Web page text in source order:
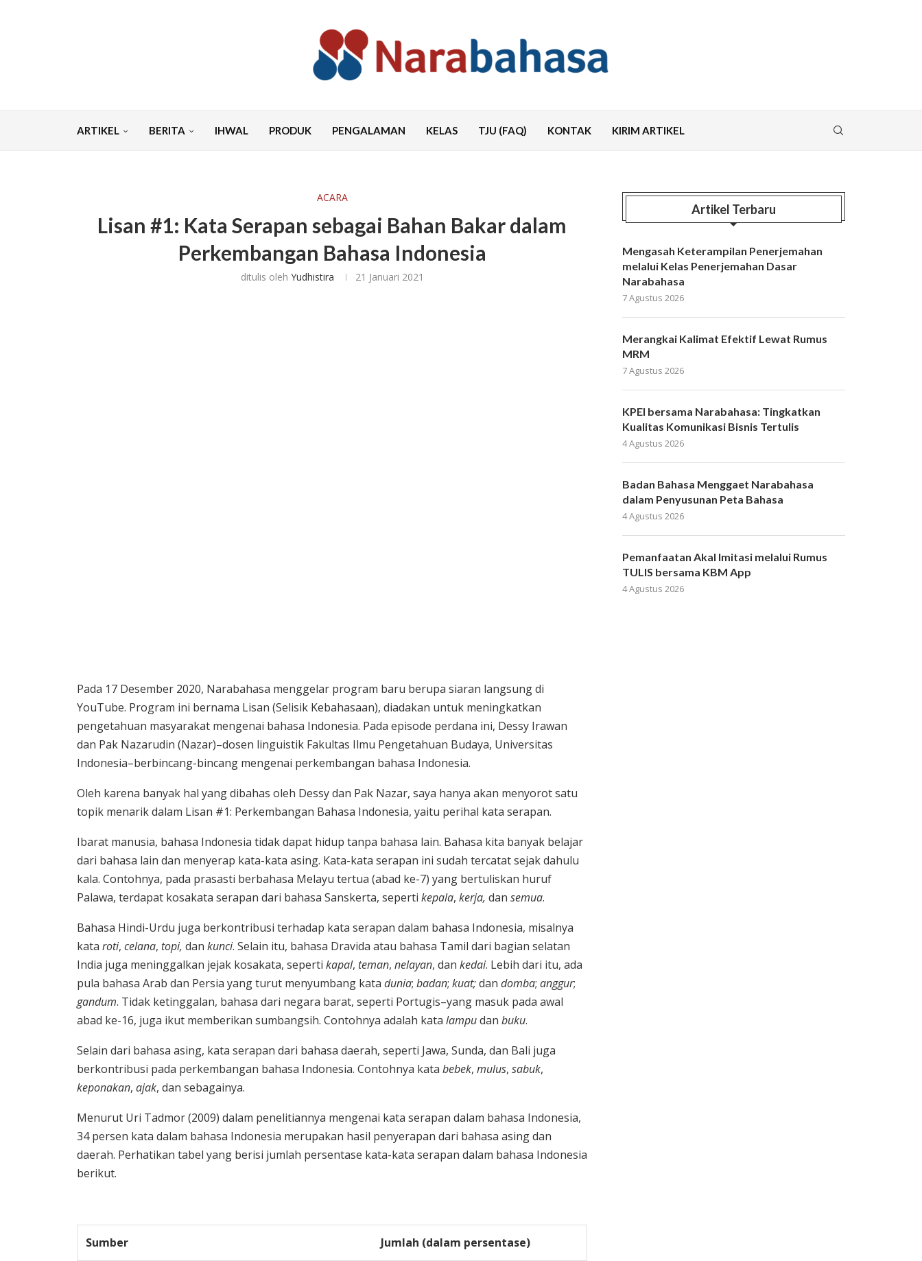
ARTIKEL BERITA IHWAL PRODUK PENGALAMAN KELAS TJU (FAQ) KONTAK KIRIM ARTIKEL
ACARA
Lisan #1: Kata Serapan sebagai Bahan Bakar dalam
Perkembangan Bahasa Indonesia
ditulis oleh Yudhistira 21 Januari 2021
Pada 17 Desember 2020, Narabahasa menggelar program baru berupa siaran langsung di
YouTube. Program ini bernama Lisan (Selisik Kebahasaan), diadakan untuk meningkatkan
pengetahuan masyarakat mengenai bahasa Indonesia. Pada episode perdana ini, Dessy Irawan
dan Pak Nazarudin (Nazar)–dosen linguistik Fakultas Ilmu Pengetahuan Budaya, Universitas
Indonesia–berbincang-bincang mengenai perkembangan bahasa Indonesia.
Oleh karena banyak hal yang dibahas oleh Dessy dan Pak Nazar, saya hanya akan menyorot satu
topik menarik dalam Lisan #1: Perkembangan Bahasa Indonesia, yaitu perihal kata serapan.
Ibarat manusia, bahasa Indonesia tidak dapat hidup tanpa bahasa lain. Bahasa kita banyak belajar
dari bahasa lain dan menyerap kata-kata asing. Kata-kata serapan ini sudah tercatat sejak dahulu
kala. Contohnya, pada prasasti berbahasa Melayu tertua (abad ke-7) yang bertuliskan huruf
Palawa, terdapat kosakata serapan dari bahasa Sanskerta, seperti kepala, kerja, dan semua.
Bahasa Hindi-Urdu juga berkontribusi terhadap kata serapan dalam bahasa Indonesia, misalnya
kata roti, celana, topi, dan kunci. Selain itu, bahasa Dravida atau bahasa Tamil dari bagian selatan
India juga meninggalkan jejak kosakata, seperti kapal, teman, nelayan, dan kedai. Lebih dari itu, ada
pula bahasa Arab dan Persia yang turut menyumbang kata dunia; badan; kuat;dan domba; anggur;
gandum. Tidak ketinggalan, bahasa dari negara barat, seperti Portugis–yang masuk pada awal
abad ke-16, juga ikut memberikan sumbangsih. Contohnya adalah kata lampudan buku.
Selain dari bahasa asing, kata serapan dari bahasa daerah, seperti Jawa, Sunda, dan Bali juga
berkontribusi pada perkembangan bahasa Indonesia. Contohnya kata bebek, mulus, sabuk,
keponakan, ajak, dan sebagainya.
Menurut Uri Tadmor (2009) dalam penelitiannya mengenai kata serapan dalam bahasa Indonesia,
34 persen kata dalam bahasa Indonesia merupakan hasil penyerapan dari bahasa asing dan
daerah. Perhatikan tabel yang berisi jumlah persentase kata-kata serapan dalam bahasa Indonesia
berikut.
Sumber Jumlah (dalam persentase)
Artikel Terbaru
Mengasah Keterampilan Penerjemahan
melalui Kelas Penerjemahan Dasar
Narabahasa
7 Agustus 2026
Merangkai Kalimat Efektif Lewat Rumus
MRM
7 Agustus 2026
KPEI bersama Narabahasa: Tingkatkan
Kualitas Komunikasi Bisnis Tertulis
4 Agustus 2026
Badan Bahasa Menggaet Narabahasa
dalam Penyusunan Peta Bahasa
4 Agustus 2026
Pemanfaatan Akal Imitasi melalui Rumus
TULIS bersama KBM App
4 Agustus 2026